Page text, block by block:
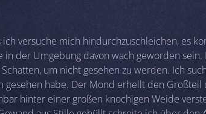
ich versuche mich hindurchzuschleichen, es
in der Umgebung davon wach geworden sein.
um nicht gesehen zu werden. Ich
gesehen habe. Der Mond erhellt den Großteil
hinter einer großen knochigen Weide